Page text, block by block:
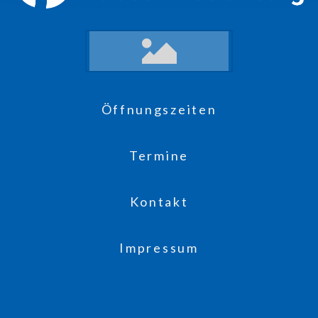
Öffnungszeiten
Termine
Kontakt
Impressum